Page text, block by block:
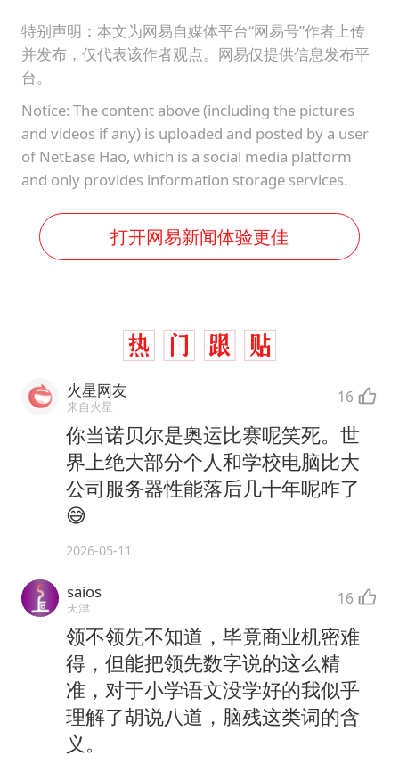
特别声明：本文为网易自媒体平台“网易号”作者上传
并发布，仅代表该作者观点。网易仅提供信息发布平
台。
Notice: The content above (including the pictures
and videos if any) is uploaded and posted by a user
of NetEase Hao, which is a social media platform
and only provides information storage services.
打开网易新闻体验更佳
火星网友
来自火星 16
你当诺贝尔是奥运比赛呢笑死。世
界上绝大部分个人和学校电脑比大
公司服务器性能落后几十年呢咋了
😅
2026-05-11
saios
天津 16
领不领先不知道，毕竟商业机密难
得，但能把领先数字说的这么精
准，对于小学语文没学好的我似乎
理解了胡说八道，脑残这类词的含
义。